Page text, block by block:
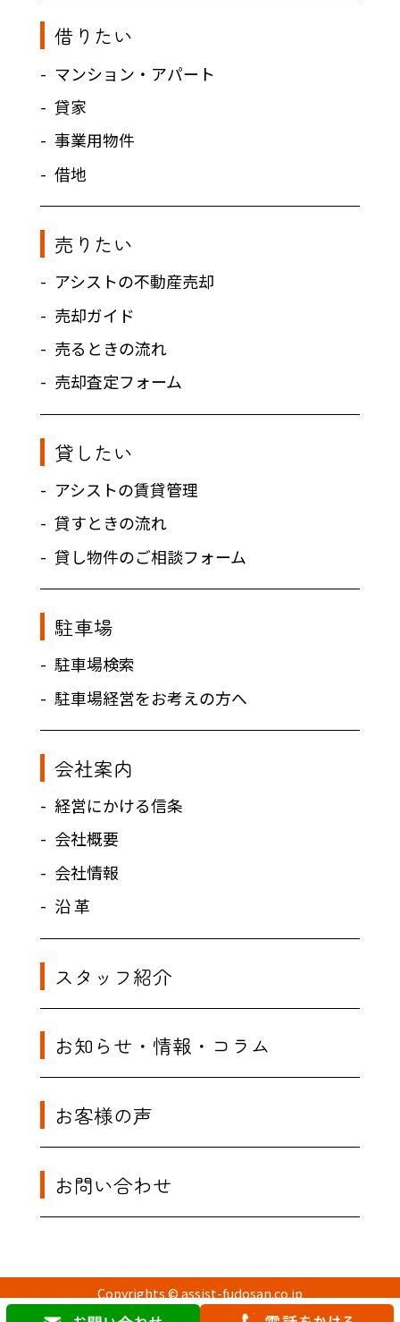
借りたい
マンション・アパート
貸家
事業用物件
借地
売りたい
アシストの不動産売却
売却ガイド
売るときの流れ
売却査定フォーム
貸したい
アシストの賃貸管理
貸すときの流れ
貸し物件のご相談フォーム
駐車場
駐車場検索
駐車場経営をお考えの方へ
会社案内
経営にかける信条
会社概要
会社情報
沿 革
スタッフ紹介
お知らせ・情報・コラム
お客様の声
お問い合わせ
Copyrights © assist-fudosan.co.jp